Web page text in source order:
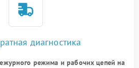
диагностика
режима и рабочих цепей на